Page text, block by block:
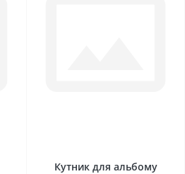
Кутник для альбому